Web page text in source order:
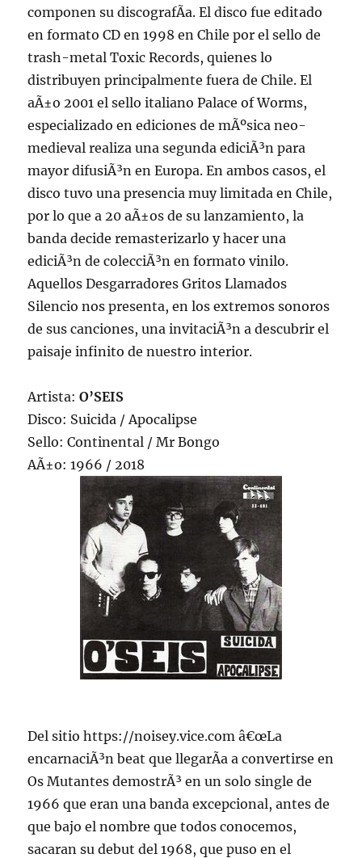
componen su discografÃ­a. El disco fue editado
en formato CD en 1998 en Chile por el sello de
trash-metal Toxic Records, quienes lo
distribuyen principalmente fuera de Chile. El
aÃ±o 2001 el sello italiano Palace of Worms,
especializado en ediciones de mÃºsica neo-
medieval realiza una segunda ediciÃ³n para
mayor difusiÃ³n en Europa. En ambos casos, el
disco tuvo una presencia muy limitada en Chile,
por lo que a 20 aÃ±os de su lanzamiento, la
banda decide remasterizarlo y hacer una
ediciÃ³n de colecciÃ³n en formato vinilo.
Aquellos Desgarradores Gritos Llamados
Silencio nos presenta, en los extremos sonoros
de sus canciones, una invitaciÃ³n a descubrir el
paisaje infinito de nuestro interior.
Artista:O’SEIS
Disco: Suicida / Apocalipse
Sello: Continental / Mr Bongo
AÃ±o: 1966 / 2018
Del sitio https://noisey.vice.com â€œLa
encarnaciÃ³n beat que llegarÃ­a a convertirse en
Os Mutantes demostrÃ³ en un solo single de
1966 que eran una banda excepcional, antes de
que bajo el nombre que todos conocemos,
sacaran su debut del 1968, que puso en el